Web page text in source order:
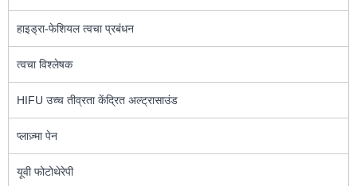
हाइड्रा-फेशियल त्वचा प्रबंधन
त्वचा विश्लेषक
HIFU उच्च तीव्रता केंद्रित अल्ट्रासाउंड
प्लाज़्मा पेन
यूवी फोटोथेरेपी